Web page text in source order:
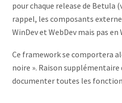
pour chaque release de Betula
rappel, les composants
WinDev et WebDev mais pas en
Ce framework se comportera
noire ». Raison
documenter toutes les